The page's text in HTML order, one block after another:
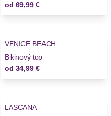
od 69,99 €
VENICE BEACH
Bikinový top
od 34,99 €
LASCANA